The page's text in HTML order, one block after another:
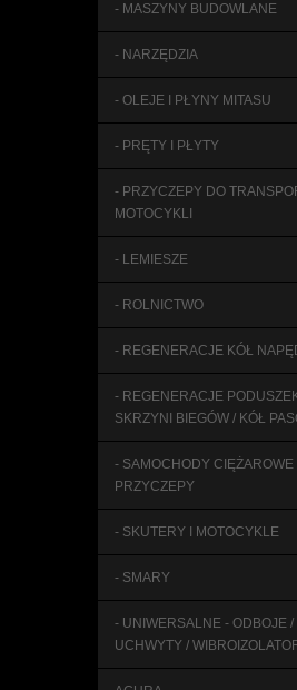
- MASZYNY BUDOWLANE
- NARZĘDZIA
- OLEJE I PŁYNY MITASU
- PRĘTY I PŁYTY
- PRZYCZEPY DO
MOTOCYKLI
- LEMIESZE
- ROLNICTWO
- REGENERACJE KÓŁ
- REGENERACJE
SKRZYNI BIEGÓW / KÓŁ
- SAMOCHODY CIĘŻAROWE
PRZYCZEPY
- SKUTERY I MOTOCYKLE
- SMARY
- UNIWERSALNE - ODBOJE /
UCHWYTY /